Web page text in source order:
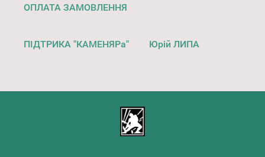
ОПЛАТА ЗАМОВЛЕННЯ
ПІДТРИКА "КАМЕНЯРа" Юрій ЛИПА